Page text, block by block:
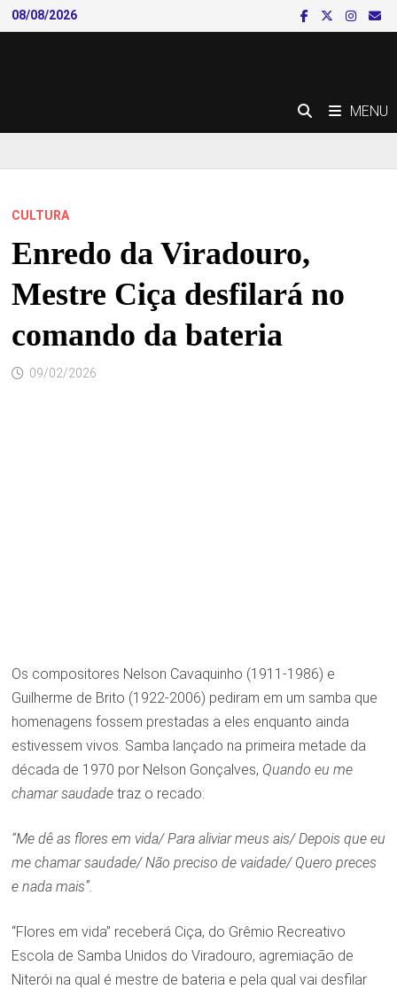
Skip
to
08/08/2026
MENU
CULTURA
Enredo da Viradouro,
Mestre Ciça desfilará no
comando da bateria
09/02/2026
Os compositores Nelson Cavaquinho (1911-1986) e
Guilherme de Brito (1922-2006) pediram em um samba que
homenagens fossem prestadas a eles enquanto ainda
estivessem vivos. Samba lançado na primeira metade da
década de 1970 por Nelson Gonçalves, Quando eu me
chamar saudade traz o recado:
“Me dê as flores em vida/ Para aliviar meus ais/ Depois que eu
me chamar saudade/ Não preciso de vaidade/ Quero preces
e nada mais”.
“Flores em vida” receberá Ciça, do Grêmio Recreativo
Escola de Samba Unidos do Viradouro, agremiação de
Niterói na qual é mestre de bateria e pela qual vai desfilar